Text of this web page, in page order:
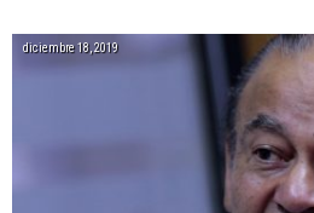
diciembre 18, 2019